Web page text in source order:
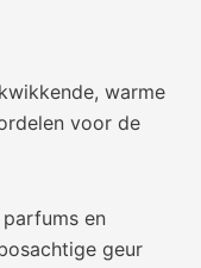
warme
voor de
en
geur